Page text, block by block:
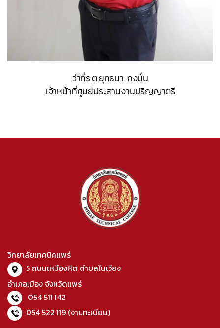
ว่าที่ร.ต.ยุทธนา คงมั่น
เจ้าหน้าที่ศูนย์ประสานงานปริญญาตรี
วิทยาลัยเทคนิคแพร่
5 ถนนเหมืองหิต ตำบลในเวียง
อำเภอเมือง จังหวัดแพร่
054 511 142
054 522 119 (งานทะเบียน)